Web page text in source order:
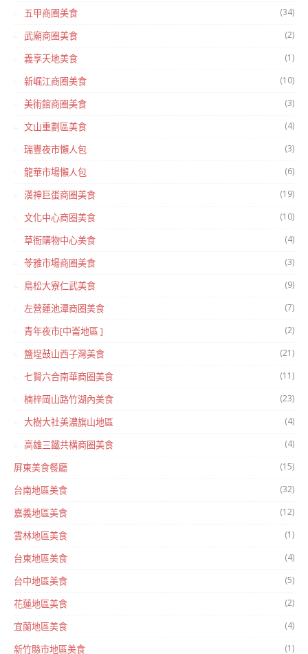
五甲商圈美食 (34)
武廟商圈美食 (2)
義享天地美食 (1)
新崛江商圈美食 (10)
美術館商圈美食 (3)
文山重劃區美食 (4)
瑞豐夜市懶人包 (3)
龍華市場懶人包 (6)
漢神巨蛋商圈美食 (19)
文化中心商圈美食 (10)
草衙購物中心美食 (4)
苓雅市場商圈美食 (3)
鳥松大寮仁武美食 (9)
左營蓮池潭商圈美食 (7)
青年夜市[中崙地區 ] (2)
鹽埕鼓山西子灣美食 (21)
七賢六合南華商圈美食 (11)
楠梓岡山路竹湖內美食 (23)
大樹大社美濃旗山地區 (4)
高雄三鐵共構商圈美食 (4)
屏東美食餐廳 (15)
台南地區美食 (32)
嘉義地區美食 (12)
雲林地區美食 (1)
台東地區美食 (4)
台中地區美食 (5)
花蓮地區美食 (2)
宜蘭地區美食 (4)
新竹縣市地區美食 (1)